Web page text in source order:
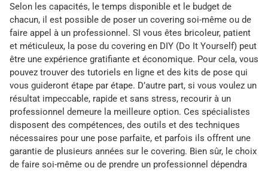
Selon les capacités, le temps disponible et le budget de
chacun, il est possible de poser un covering soi-même ou de
faire appel à un professionnel. SI vous êtes bricoleur, patient
et méticuleux, la pose du covering en DIY (Do It Yourself) peut
être une expérience gratifiante et économique. Pour cela, vous
pouvez trouver des tutoriels en ligne et des kits de pose qui
vous guideront étape par étape. D’autre part, si vous voulez un
résultat impeccable, rapide et sans stress, recourir à un
professionnel demeure la meilleure option. Ces spécialistes
disposent des compétences, des outils et des techniques
nécessaires pour une pose parfaite, et parfois ils offrent une
garantie de plusieurs années sur le covering. Bien sûr, le choix
de faire soi-même ou de prendre un professionnel dépendra